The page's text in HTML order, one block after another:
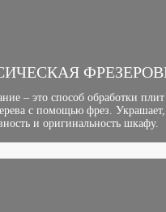
– это способ обработки
с помощью фрез.
и оригинальность шкафу.